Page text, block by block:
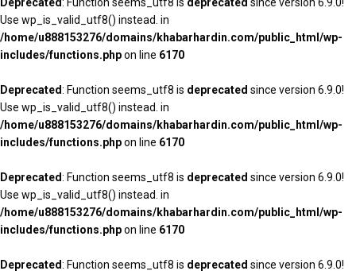
Use wp_is_valid_utf8() instead. in
/home/u888153276/domains/khabarhardin.com/public_html/wp-
includes/functions.phpon line 6170
Deprecated: Function seems_utf8 is deprecated since version 6.9.0!
Use wp_is_valid_utf8() instead. in
/home/u888153276/domains/khabarhardin.com/public_html/wp-
includes/functions.phpon line 6170
Deprecated: Function seems_utf8 is deprecated since version 6.9.0!
Use wp_is_valid_utf8() instead. in
/home/u888153276/domains/khabarhardin.com/public_html/wp-
includes/functions.phpon line 6170
Deprecated: Function seems_utf8 is deprecated since version 6.9.0!